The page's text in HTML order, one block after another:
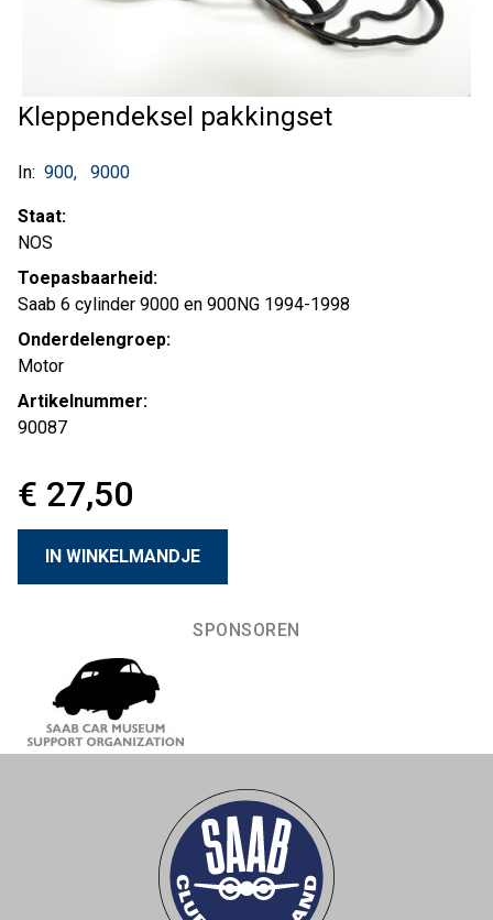
Kleppendeksel pakkingset
In: 900 9000
Staat:
NOS
Toepasbaarheid:
Saab 6 cylinder 9000 en 900NG 1994-1998
Onderdelengroep:
Motor
Artikelnummer:
90087
€ 27,50
SPONSOREN